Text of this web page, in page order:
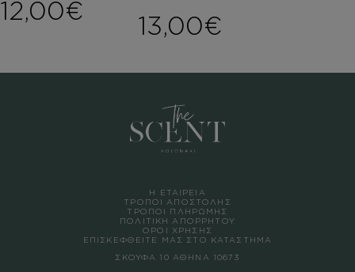
12,00€ 13,00€
Η ΕΤΑΙΡΕΙΑ
ΤΡΟΠΟΙ ΑΠΟΣΤΟΛΗΣ
ΤΡΟΠΟΙ ΠΛΗΡΩΜΗΣ
ΠΟΛΙΤΙΚΗ ΑΠΟΡΡΗΤΟΥ
ΟΡΟΙ ΧΡΗΣΗΣ
ΕΠΙΣΚΕΦΘΕΙΤΕ ΜΑΣ ΣΤΟ ΚΑΤΑΣΤΗΜΑ
ΣΚΟΥΦΑ 10 ΑΘΗΝΑ 10673